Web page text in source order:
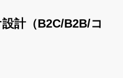
計（B2C/B2B/コ